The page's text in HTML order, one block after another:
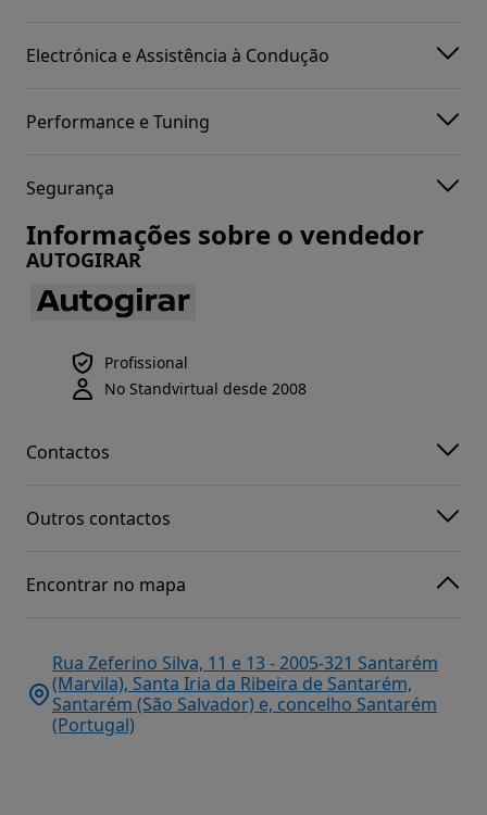
Electrónica e Assistência à Condução
Performance e Tuning
Segurança
Informações sobre o vendedor
AUTOGIRAR
Profissional
No Standvirtual desde 2008
Contactos
Outros contactos
Encontrar no mapa
Rua Zeferino Silva, 11 e 13 - 2005-321 Santarém
(Marvila), Santa Iria da Ribeira de Santarém,
Santarém (São Salvador) e, concelho Santarém
(Portugal)